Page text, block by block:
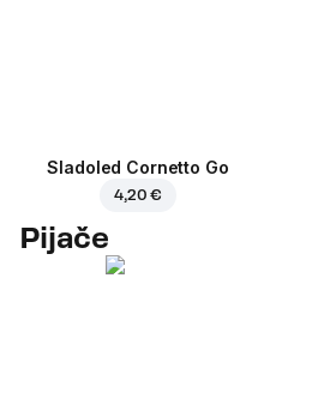
Sladoled Cornetto Go
4,20 €
Pijače